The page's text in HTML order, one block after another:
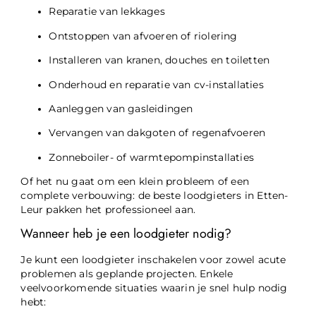
Reparatie van lekkages
Ontstoppen van afvoeren of riolering
Installeren van kranen, douches en toiletten
Onderhoud en reparatie van cv-installaties
Aanleggen van gasleidingen
Vervangen van dakgoten of regenafvoeren
Zonneboiler- of warmtepompinstallaties
Of het nu gaat om een klein probleem of een
complete verbouwing: de beste loodgieters in Etten-
Leur pakken het professioneel aan.
Wanneer heb je een loodgieter nodig?
Je kunt een loodgieter inschakelen voor zowel acute
problemen als geplande projecten. Enkele
veelvoorkomende situaties waarin je snel hulp nodig
hebt: